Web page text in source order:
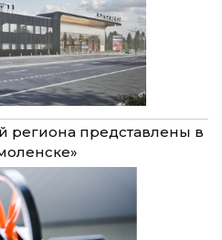
региона представлены в